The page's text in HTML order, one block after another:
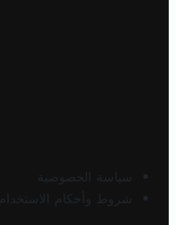
سياسة الخصوصية
شروط وأحكام الاستخدام